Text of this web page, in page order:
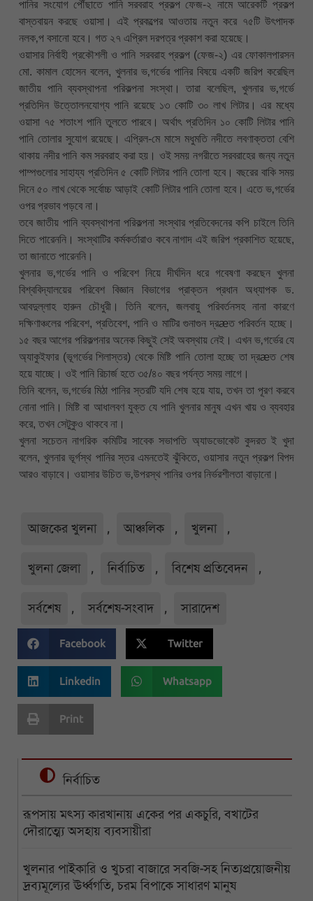
পানির সংযোগ পৌঁছাতে পানি সরবরাহ প্রকল্প ফেজ-২ নামে আরেকটি প্রকল্প
বাস্তবায়ন করছে ওয়াসা। এই প্রকল্পের আওতায় নতুন করে ৭৫টি উৎপাদক
নলক‚প বসানো হবে। গত ২৭ এপ্রিল দরপত্র প্রকাশ করা হয়েছে।
ওয়াসার নির্বাহী প্রকৌশলী ও পানি সরবরাহ প্রকল্প (ফেজ-২) এর ফোকালপারসন
মো. কামাল হোসেন বলেন, খুলনার ভ‚গর্ভের পানির বিষয়ে একটি জরিপ করেছিল
জাতীয় পানি ব্যবস্থাপনা পরিকল্পনা সংস্থা। তারা বলেছিল, খুলনার ভ‚গর্ভে
প্রতিদিন উত্তোলনযোগ্য পানি রয়েছে ১৩ কোটি ৩০ লাখ লিটার। এর মধ্যে
ওয়াসা ৭৫ শতাংশ পানি তুলতে পারবে। অর্থাৎ প্রতিদিন ১০ কোটি লিটার পানি
পানি তোলার সুযোগ রয়েছে। এপ্রিল-মে মাসে মধুমতি নদীতে লবণাক্ততা বেশি
থাকায় নদীর পানি কম সরবরাহ করা হয়। ওই সময় নগরীতে সরবরাহের জন্য নতুন
পাম্পগুলোর সাহায্য প্রতিদিন ৫ কোটি লিটার পানি তোলা হবে। বছরের বাকি সময়
দিনে ৫০ লাখ থেকে সর্বোচ্চ আড়াই কোটি লিটার পানি তোলা হবে। এতে ভ‚গর্ভের
ওপর প্রভাব পড়বে না।
তবে জাতীয় পানি ব্যবস্থাপনা পরিকল্পনা সংস্থার প্রতিবেদনের কপি চাইলে তিনি
দিতে পারেননি। সংস্থাটির কর্মকর্তারাও কবে নাগাদ এই জরিপ প্রকাশিত হয়েছে,
তা জানাতে পারেননি।
খুলনার ভ‚গর্ভের পানি ও পরিবেশ নিয়ে দীর্ঘদিন ধরে গবেষণা করছেন খুলনা
বিশ্ববিদ্যালয়ের পরিবেশ বিজ্ঞান বিভাগের প্রাক্তন প্রধান অধ্যাপক ড.
আবদুল্লাহ হারুন চৌধুরী। তিনি বলেন, জলবায়ু পরিবর্তনসহ নানা কারণে
দক্ষিণাঞ্চলের পরিবেশ, প্রতিবেশ, পানি ও মাটির গুনাগুন দ্রæত পরিবর্তন হচ্ছে।
১৫ বছর আগের পরিকল্পনার অনেক কিছুই সেই অবস্থায় নেই। এখন ভ‚গর্ভের যে
অ্যাকুইফার (ভূগর্ভের শিলাস্তর) থেকে মিষ্টি পানি তোলা হচ্ছে তা দ্রæত শেষ
হয়ে যাচ্ছে। ওই পানি রিচার্জ হতে ৩৫/৪০ বছর পর্যন্ত সময় লাগে।
তিনি বলেন, ভ‚গর্ভের মিঠা পানির স্তরটি যদি শেষ হয়ে যায়, তখন তা পূরণ করবে
নোনা পানি। মিষ্টি বা আধালবণ যুক্ত যে পানি খুলনার মানুষ এখন খায় ও ব্যবহার
করে, তখন সেটুকুও থাকবে না।
খুলনা সচেতন নাগরিক কমিটির সাবেক সভাপতি অ্যাডভোকেট কুদরত ই খুদা
বলেন, খুলনার ভূর্গস্থ পানির স্তর এমনতেই ঝুঁকিতে, ওয়াসার নতুন প্রকল্প বিপদ
আরও বাড়াবে। ওয়াসার উচিত ভ‚উপরস্থ পানির ওপর নির্ভরশীলতা বাড়ানো।
আজকের খুলনা , আঞ্চলিক , খুলনা ,
খুলনা জেলা , নির্বাচিত , বিশেষ প্রতিবেদন ,
সর্বশেষ , সর্বশেষ-সংবাদ , সারাদেশ
Facebook Twitter
Linkedin Whatsapp
Print
নির্বাচিত
রূপসায় মৎস্য কারখানায় একের পর একচুরি, বখাটের
দৌরাত্ম্যে অসহায় ব্যবসায়ীরা
খুলনার পাইকারি ও খুচরা বাজারে সবজি-সহ নিত্যপ্রয়োজনীয়
দ্রব্যমূল্যের ঊর্ধ্বগতি, চরম বিপাকে সাধারণ মানুষ